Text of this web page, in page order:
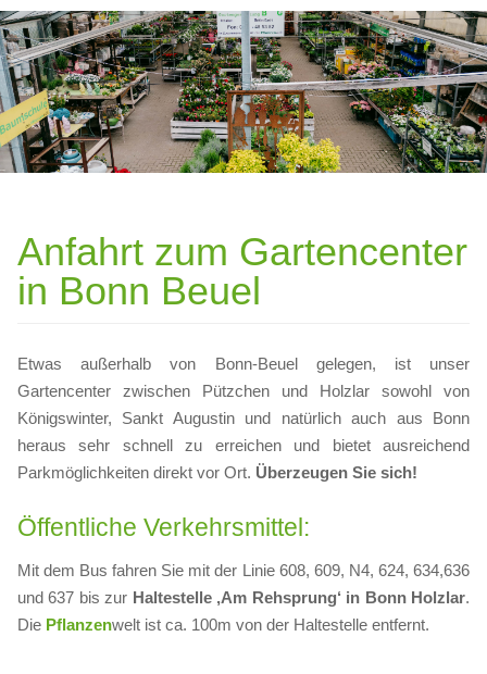
Anfahrt zum Gartencenter
in Bonn Beuel
Etwas außerhalb von Bonn-Beuel gelegen, ist unser
Gartencenter zwischen Pützchen und Holzlar sowohl von
Königswinter, Sankt Augustin und natürlich auch aus Bonn
heraus sehr schnell zu erreichen und bietet ausreichend
Parkmöglichkeiten direkt vor Ort. Überzeugen Sie sich!
Öffentliche Verkehrsmittel:
Mit dem Bus fahren Sie mit der Linie 608, 609, N4, 624, 634,636
und 637 bis zur Haltestelle ‚Am Rehsprung‘ in Bonn Holzlar.
Die Pflanzenwelt ist ca. 100m von der Haltestelle entfernt.